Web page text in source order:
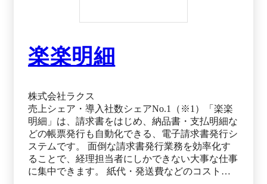
楽楽明細
株式会社ラクス
売上シェア・導入社数シェアNo.1（※1）「楽楽
明細」は、請求書をはじめ、納品書・支払明細な
どの帳票発行も自動化できる、電子請求書発行シ
ステムです。 面倒な請求書発行業務を効率化す
ることで、経理担当者にしかできない大事な仕事
に集中できます。 紙代・発送費などのコストも